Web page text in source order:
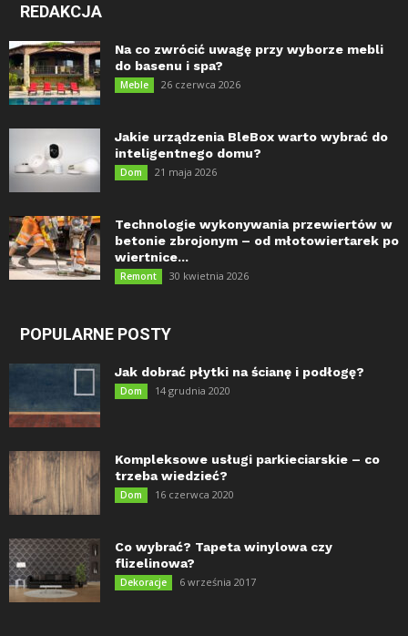
REDAKCJA
Na co zwrócić uwagę przy wyborze mebli
do basenu i spa?
Meble 26 czerwca 2026
Jakie urządzenia BleBox warto wybrać do
inteligentnego domu?
Dom 21 maja 2026
Technologie wykonywania przewiertów w
betonie zbrojonym – od młotowiertarek po
wiertnice...
Remont 30 kwietnia 2026
POPULARNE POSTY
Jak dobrać płytki na ścianę i podłogę?
Dom 14 grudnia 2020
Kompleksowe usługi parkieciarskie – co
trzeba wiedzieć?
Dom 16 czerwca 2020
Co wybrać? Tapeta winylowa czy
flizelinowa?
Dekoracje 6 września 2017